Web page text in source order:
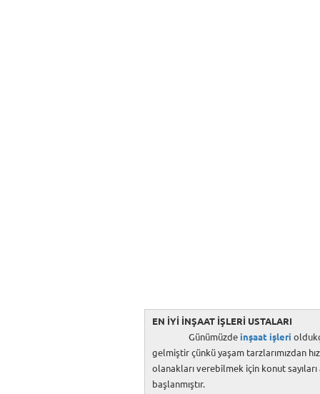
EN İYİ İNŞAAT İŞLERİ USTALARI
Günümüzde inşaat işleri
gelmiştir çünkü yaşam tarzlarımızdan
olanakları verebilmek için konut
başlanmıştır.